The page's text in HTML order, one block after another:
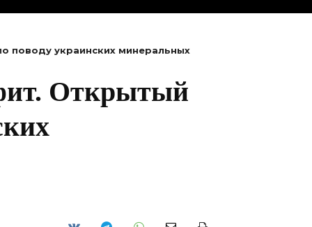
поводу украинских минеральных
Открытый